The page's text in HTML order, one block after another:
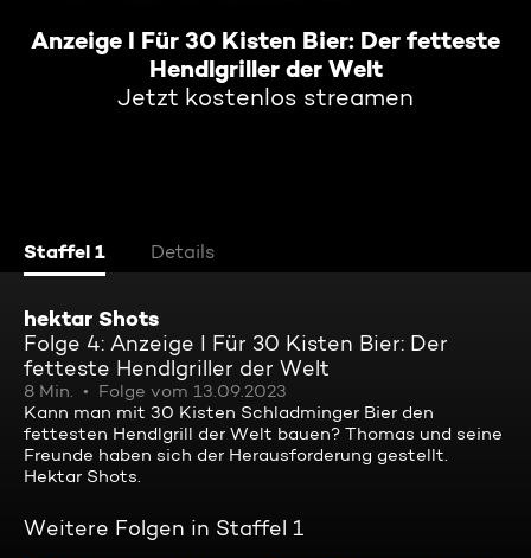
Anzeige I Für 30 Kisten Bier: Der fetteste
Hendlgriller der Welt
Jetzt kostenlos streamen
Staffel 1 Details
hektar Shots
Folge 4: Anzeige I Für 30 Kisten Bier: Der
fetteste Hendlgriller der Welt
8 Min.
Folge vom 13.09.2023
Kann man mit 30 Kisten Schladminger Bier den
fettesten Hendlgrill der Welt bauen? Thomas und seine
Freunde haben sich der Herausforderung gestellt.
Hektar Shots.
Weitere Folgen in Staffel 1